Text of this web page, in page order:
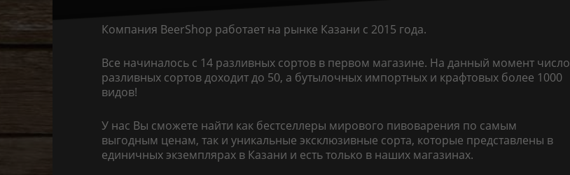
Компания BeerShop работает на рынке Казани с 2015 года.
Все начиналось с 14 разливных сортов в первом магазине. На данный момент число
разливных сортов доходит до 50, а бутылочных импортных и крафтовых более 1000
видов!
У нас Вы сможете найти как бестселлеры мирового пивоварения по самым
выгодным ценам, так и уникальные эксклюзивные сорта, которые представлены в
единичных экземплярах в Казани и есть только в наших магазинах.